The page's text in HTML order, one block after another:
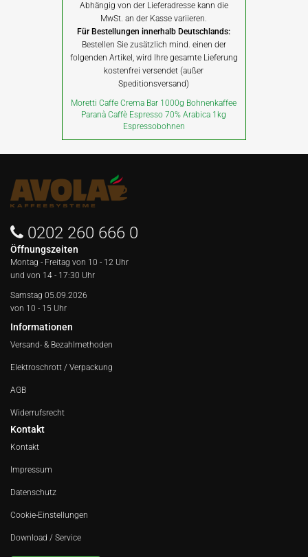
Abhängig von der Lieferadresse kann die
MwSt. an der Kasse variieren.
Für Bestellungen innerhalb Deutschlands:
Bestellen Sie zusätzlich mind. einen der
folgenden Artikel, wird Ihre gesamte Lieferung
kostenfrei versendet (außer
Speditionsversand)
Moretti Caffe Crema Bar 1000g Bohnenkaffee
Paranà Caffè Espresso 70% Arabica 1kg
Espressobohnen
0202 260 666 0
Öffnungszeiten
Montag - Freitag von 10 - 12 Uhr
und von 14 - 17:30 Uhr
Samstag 05.09.2026
von 10 - 15 Uhr
Informationen
Versand- & Bezahlmethoden
Elektroschrott / Verpackung
AGB
Widerrufsrecht
Kontakt
Kontakt
Impressum
Datenschutz
Cookie-Einstellungen
Download / Service